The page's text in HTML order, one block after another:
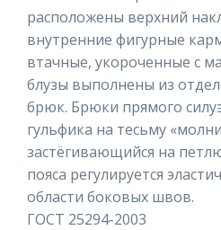
расположены верхний
внутренние фигурные
втачные, укороченные с
блузы выполнены из
брюк. Брюки прямого
гульфика на тесьму
застёгивающийся на
пояса регулируется
области боковых швов.
ГОСТ 25294-2003